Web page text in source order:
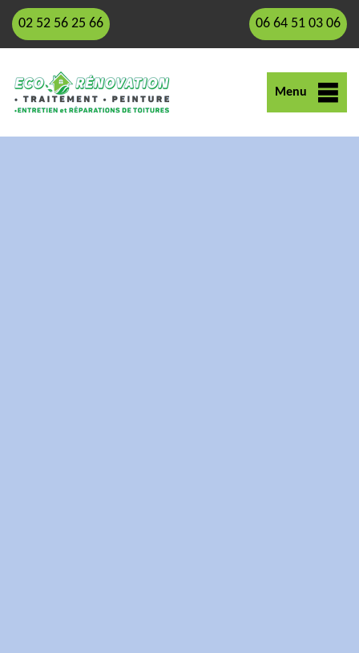
02 52 56 25 66 06 64 51 03 06
Menu